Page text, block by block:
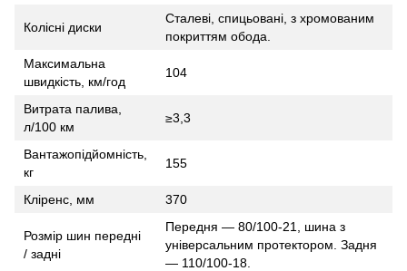
Колісні диски
Сталеві, спицьовані, з хромованим
покриттям обода.
Максимальна
швидкість, км/год
104
Витрата палива,
л/100 км
≥3,3
Вантажопідйомність,
кг
155
Кліренс, мм 370
Розмір шин передні
/ задні
Передня — 80/100-21, шина з
універсальним протектором. Задня
— 110/100-18.